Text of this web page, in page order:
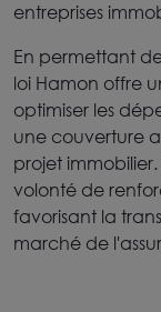
entreprises
En permettant
loi Hamon offre
optimiser les
une couverture
projet
volonté de
favorisant la
marché de